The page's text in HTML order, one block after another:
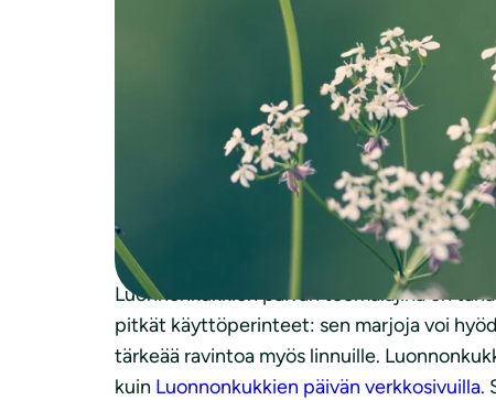
Juhannuksen alla kukkien väriloisto
Kotipihojen luonnonkasveilla on
”Kukkien tunnistamiseen voi käyttää
Facebookissa on monia ryhmiä, jotka
Haatasen omatkin lapset innostuivat heti
koronakaan ei estä nauttimasta kukkien
Luonnonkukkien päivän teemalajina on
pitkät käyttöperinteet: sen marjoja voi
tärkeää ravintoa myös linnuille.
kuin Luonnonkukkien päivän verkkosivuilla.